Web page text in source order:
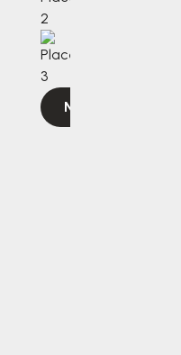
Navigovat